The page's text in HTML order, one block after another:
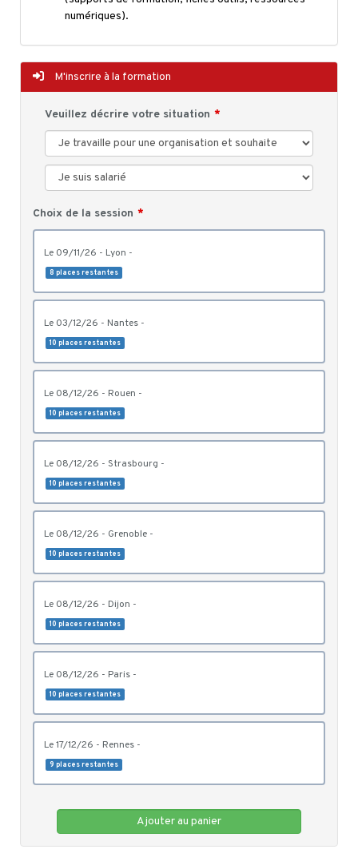
numériques).
M'inscrire à la formation
Veuillez décrire votre situation
Choix de la session
le 09/11/26 - Lyon -
8 places restantes
le 03/12/26 - Nantes -
10 places restantes
le 08/12/26 - Rouen -
10 places restantes
le 08/12/26 - Strasbourg -
10 places restantes
le 08/12/26 - Grenoble -
10 places restantes
le 08/12/26 - Dijon -
10 places restantes
le 08/12/26 - Paris -
10 places restantes
le 17/12/26 - Rennes -
9 places restantes
Ajouter au panier